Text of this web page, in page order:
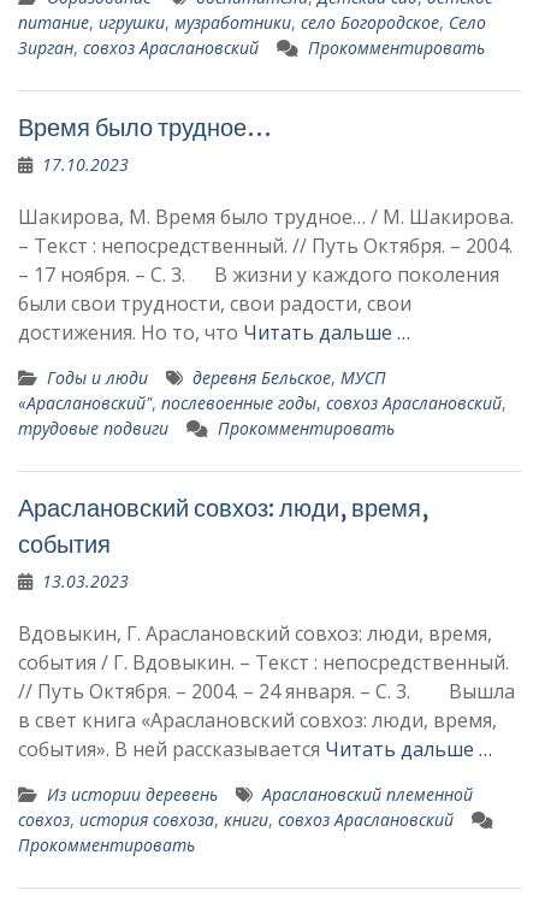
питание, игрушки, музработники, село Богородское, Село
Зирган, совхоз Араслановский Прокомментировать
Время было трудное…
17.10.2023
Шакирова, М. Время было трудное… / М. Шакирова.
– Текст : непосредственный. // Путь Октября. – 2004.
– 17 ноября. – С. 3. В жизни у каждого поколения
были свои трудности, свои радости, свои
достижения. Но то, что Читать дальше …
Годы и люди деревня Бельское, МУСП
«Араслановский", послевоенные годы, совхоз Араслановский,
трудовые подвиги
Прокомментировать
Араслановский совхоз: люди, время,
события
13.03.2023
Вдовыкин, Г. Араслановский совхоз: люди, время,
события / Г. Вдовыкин. – Текст : непосредственный.
// Путь Октября. – 2004. – 24 января. – С. 3. Вышла
в свет книга «Араслановский совхоз: люди, время,
события». В ней рассказывается Читать дальше …
Из истории деревень
Араслановский племенной
совхоз, история совхоза, книги, совхоз Араслановский
Прокомментировать